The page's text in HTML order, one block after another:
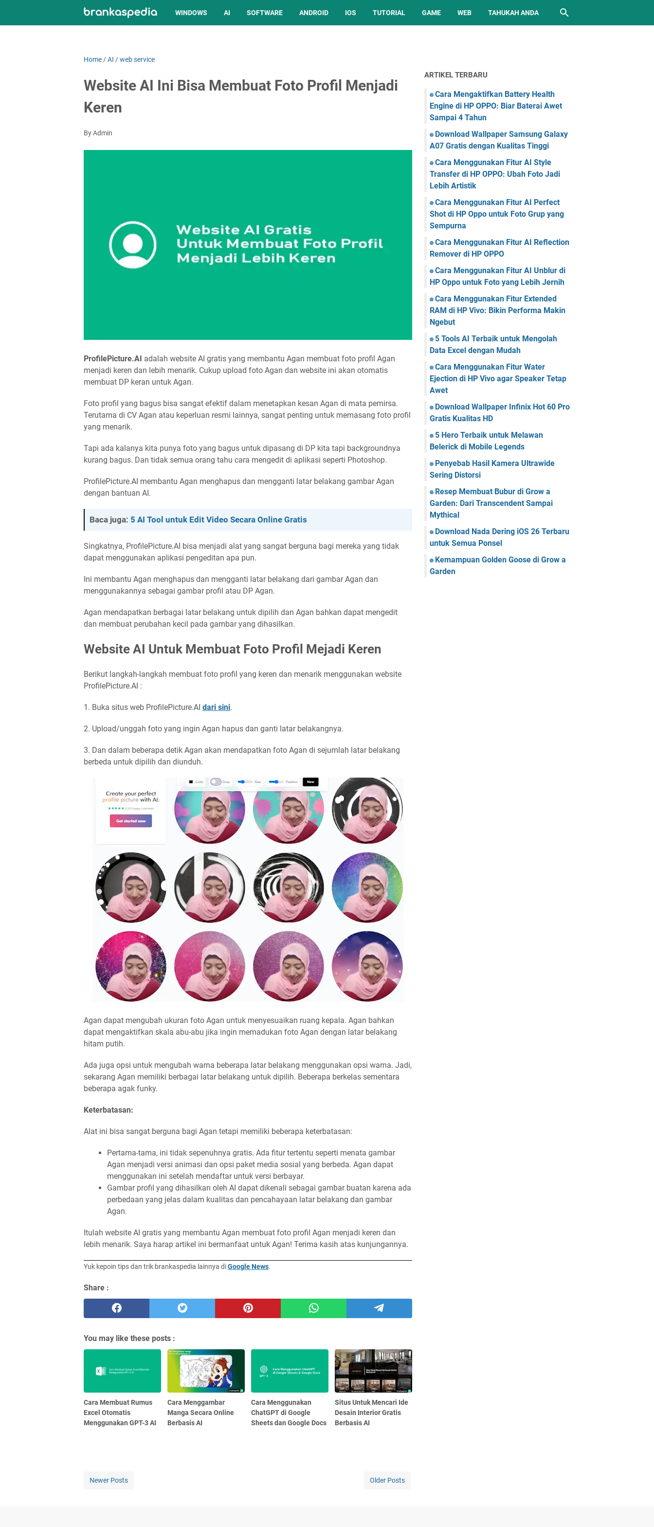
WINDOWS AI SOFTWARE ANDROID IOS TUTORIAL GAME WEB TAHUKAH ANDA
Home /AI /web service
Website AI Ini Bisa Membuat Foto Profil Menjadi
Keren
By Admin
ProfilePicture.AI adalah website AI gratis yang membantu Agan membuat foto profil Agan
menjadi keren dan lebih menarik. Cukup upload foto Agan dan website ini akan otomatis
membuat DP keran untuk Agan.
Foto profil yang bagus bisa sangat efektif dalam menetapkan kesan Agan di mata pemirsa.
Terutama di CV Agan atau keperluan resmi lainnya, sangat penting untuk memasang foto profil
yang menarik.
Tapi ada kalanya kita punya foto yang bagus untuk dipasang di DP kita tapi backgroundnya
kurang bagus. Dan tidak semua orang tahu cara mengedit di aplikasi seperti Photoshop.
ProfilePicture.AI membantu Agan menghapus dan mengganti latar belakang gambar Agan
dengan bantuan AI.
Baca juga: 5 AI Tool untuk Edit Video Secara Online Gratis
Singkatnya, ProfilePicture.AI bisa menjadi alat yang sangat berguna bagi mereka yang tidak
dapat menggunakan aplikasi pengeditan apa pun.
Ini membantu Agan menghapus dan mengganti latar belakang dari gambar Agan dan
menggunakannya sebagai gambar profil atau DP Agan.
Agan mendapatkan berbagai latar belakang untuk dipilih dan Agan bahkan dapat mengedit
dan membuat perubahan kecil pada gambar yang dihasilkan.
Website AI Untuk Membuat Foto Profil Mejadi Keren
Berikut langkah-langkah membuat foto profil yang keren dan menarik menggunakan website
ProfilePicture.AI :
1. Buka situs web ProfilePicture.AI dari sini.
2. Upload/unggah foto yang ingin Agan hapus dan ganti latar belakangnya.
3. Dan dalam beberapa detik Agan akan mendapatkan foto Agan di sejumlah latar belakang
berbeda untuk dipilih dan diunduh.
Agan dapat mengubah ukuran foto Agan untuk menyesuaikan ruang kepala. Agan bahkan
dapat mengaktifkan skala abu-abu jika ingin memadukan foto Agan dengan latar belakang
hitam putih.
Ada juga opsi untuk mengubah warna beberapa latar belakang menggunakan opsi warna. Jadi,
sekarang Agan memiliki berbagai latar belakang untuk dipilih. Beberapa berkelas sementara
beberapa agak funky.
Keterbatasan:
Alat ini bisa sangat berguna bagi Agan tetapi memiliki beberapa keterbatasan:
Pertama-tama, ini tidak sepenuhnya gratis. Ada fitur tertentu seperti menata gambar
Agan menjadi versi animasi dan opsi paket media sosial yang berbeda. Agan dapat
menggunakan ini setelah mendaftar untuk versi berbayar.
Gambar profil yang dihasilkan oleh AI dapat dikenali sebagai gambar buatan karena ada
perbedaan yang jelas dalam kualitas dan pencahayaan latar belakang dan gambar
Agan.
Itulah website AI gratis yang membantu Agan membuat foto profil Agan menjadi keren dan
lebih menarik. Saya harap artikel ini bermanfaat untuk Agan! Terima kasih atas kunjungannya.
Yuk kepoin tips dan trik brankaspedia lainnya diGoogle News.
Share :
You may like these posts :
Cara Membuat Rumus
Excel Otomatis
Menggunakan GPT-3 AI
Cara Menggambar
Manga Secara Online
Berbasis AI
Cara Menggunakan
ChatGPT di Google
Sheets dan Google Docs
Situs Untuk Mencari Ide
Desain Interior Gratis
Berbasis AI
Newer Posts Older Posts
ARTIKEL TERBARU
Cara Mengaktifkan Battery Health
Engine di HP OPPO: Biar Baterai Awet
Sampai 4 Tahun
Download Wallpaper Samsung Galaxy
A07 Gratis dengan Kualitas Tinggi
Cara Menggunakan Fitur AI Style
Transfer di HP OPPO: Ubah Foto Jadi
Lebih Artistik
Cara Menggunakan Fitur AI Perfect
Shot di HP Oppo untuk Foto Grup yang
Sempurna
Cara Menggunakan Fitur AI Reflection
Remover di HP OPPO
Cara Menggunakan Fitur AI Unblur di
HP Oppo untuk Foto yang Lebih Jernih
Cara Menggunakan Fitur Extended
RAM di HP Vivo: Bikin Performa Makin
Ngebut
5 Tools AI Terbaik untuk Mengolah
Data Excel dengan Mudah
Cara Menggunakan Fitur Water
Ejection di HP Vivo agar Speaker Tetap
Awet
Download Wallpaper Infinix Hot 60 Pro
Gratis Kualitas HD
5 Hero Terbaik untuk Melawan
Belerick di Mobile Legends
Penyebab Hasil Kamera Ultrawide
Sering Distorsi
Resep Membuat Bubur di Grow a
Garden: Dari Transcendent Sampai
Mythical
Download Nada Dering iOS 26 Terbaru
untuk Semua Ponsel
Kemampuan Golden Goose di Grow a
Garden